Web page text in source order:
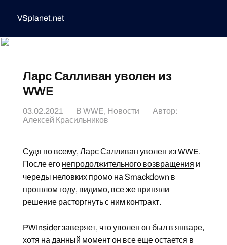
VSplanet.net
Ларс Салливан уволен из
WWE
03.02.2021 В WWE, Новости
Автор:
Алексей Красильников
Судя по всему, Ларс Салливан уволен из WWE.
После его непродолжительного возвращения и
череды неловких промо на Smackdown в
прошлом году, видимо, все же приняли
решение расторгнуть с ним контракт.
PWInsider заверяет, что уволен он был в январе,
хотя на данный момент он все еще остается в